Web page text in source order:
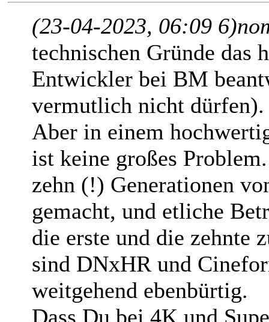
(23-04-2023, 06:09 6)
technischen Gründe das
Entwickler bei BM
vermutlich nicht dürfen).
Aber in einem
ist keine großes
zehn (!) Generationen
gemacht, und etliche
die erste und die zehnte
sind DNxHR und
weitgehend ebenbürtig.
Dass Du bei 4K und